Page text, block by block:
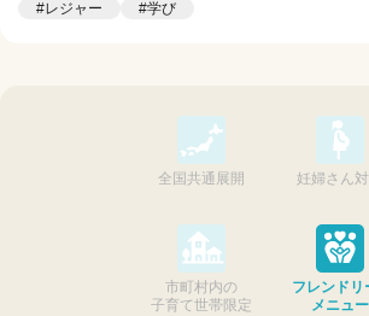
#レジャー #学び
全国共通展開 妊婦さん
市町村内の
子育て世帯限定
フレンドリ
メニュー